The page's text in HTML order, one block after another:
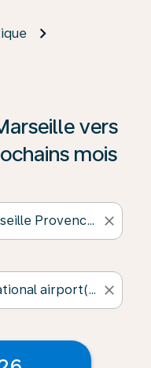
vers
mois
close
close